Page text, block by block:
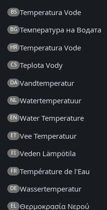
BS Temperatura Vode
BG Температура на Водата
HR Temperatura Vode
CS Teplota Vody
DA Vandtemperatur
NL Watertemperatuur
EN Water Temperature
ET Vee Temperatuur
FI Veden Lämpötila
FR Température de l'Eau
DE Wassertemperatur
EL Θερμοκρασία Νερού